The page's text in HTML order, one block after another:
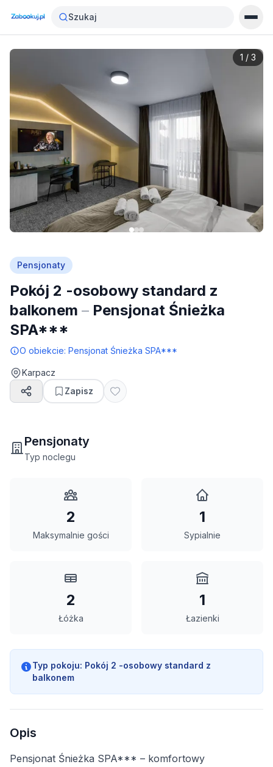
Szukaj
1 / 3
Pensjonaty
Pokój 2 -osobowy standard z
balkonem – Pensjonat Śnieżka
SPA***
O obiekcie: Pensjonat Śnieżka SPA***
Karpacz
Zapisz
Pensjonaty
Typ noclegu
2
Maksymalnie gości
1
Sypialnie
2
Łóżka
1
Łazienki
Typ pokoju: Pokój 2 -osobowy standard z
balkonem
Opis
Pensjonat Śnieżka SPA*** – komfortowy